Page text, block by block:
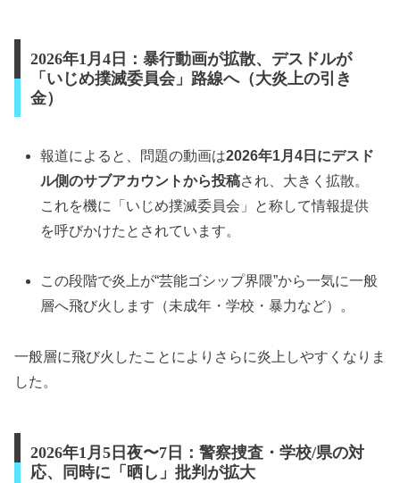
2026年1月4日：暴行動画が拡散、デスドルが
「いじめ撲滅委員会」路線へ（大炎上の引き
金）
報道によると、問題の動画は2026年1月4日にデスド
ル側のサブアカウントから投稿され、大きく拡散。
これを機に「いじめ撲滅委員会」と称して情報提供
を呼びかけたとされています。
この段階で炎上が“芸能ゴシップ界隈”から一気に一般
層へ飛び火します（未成年・学校・暴力など）。
一般層に飛び火したことによりさらに炎上しやすくなりま
した。
2026年1月5日夜〜7日：警察捜査・学校/県の対
応、同時に「晒し」批判が拡大